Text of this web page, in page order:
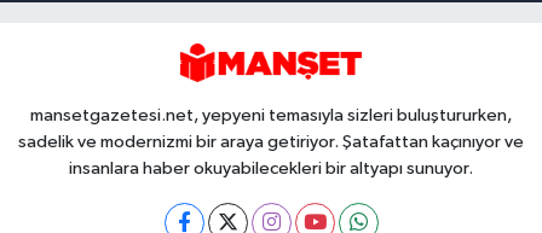
mansetgazetesi.net, yepyeni temasıyla sizleri buluştururken,
sadelik ve modernizmi bir araya getiriyor. Şatafattan kaçınıyor ve
insanlara haber okuyabilecekleri bir altyapı sunuyor.